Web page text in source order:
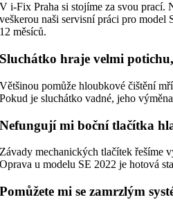
V i-Fix Praha si stojíme za svou prací.
veškerou naši servisní práci pro model
12 měsíců.
Sluchátko hraje velmi
Většinou pomůže hloubkové čištění
Pokud je sluchátko vadné, jeho
Nefungují mi boční tlačítka
Závady mechanických tlačítek řešíme
Oprava u modelu SE 2022 je hotová
Pomůžete mi se zamrzlým